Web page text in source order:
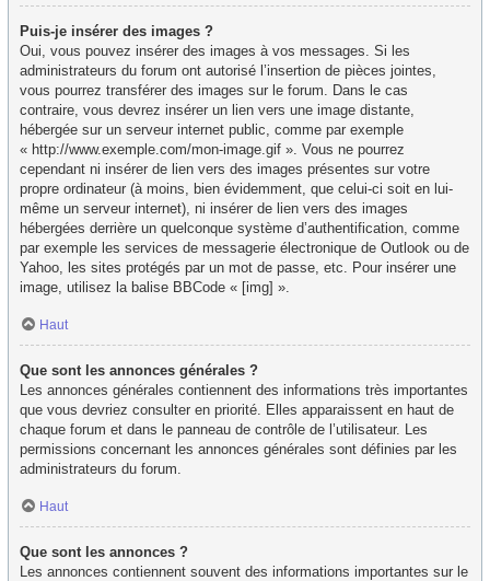
Puis-je insérer des images ?
Oui, vous pouvez insérer des images à vos messages. Si les
administrateurs du forum ont autorisé l’insertion de pièces jointes,
vous pourrez transférer des images sur le forum. Dans le cas
contraire, vous devrez insérer un lien vers une image distante,
hébergée sur un serveur internet public, comme par exemple
« http://www.exemple.com/mon-image.gif ». Vous ne pourrez
cependant ni insérer de lien vers des images présentes sur votre
propre ordinateur (à moins, bien évidemment, que celui-ci soit en lui-
même un serveur internet), ni insérer de lien vers des images
hébergées derrière un quelconque système d’authentification, comme
par exemple les services de messagerie électronique de Outlook ou de
Yahoo, les sites protégés par un mot de passe, etc. Pour insérer une
image, utilisez la balise BBCode « [img] ».
Haut
Que sont les annonces générales ?
Les annonces générales contiennent des informations très importantes
que vous devriez consulter en priorité. Elles apparaissent en haut de
chaque forum et dans le panneau de contrôle de l’utilisateur. Les
permissions concernant les annonces générales sont définies par les
administrateurs du forum.
Haut
Que sont les annonces ?
Les annonces contiennent souvent des informations importantes sur le